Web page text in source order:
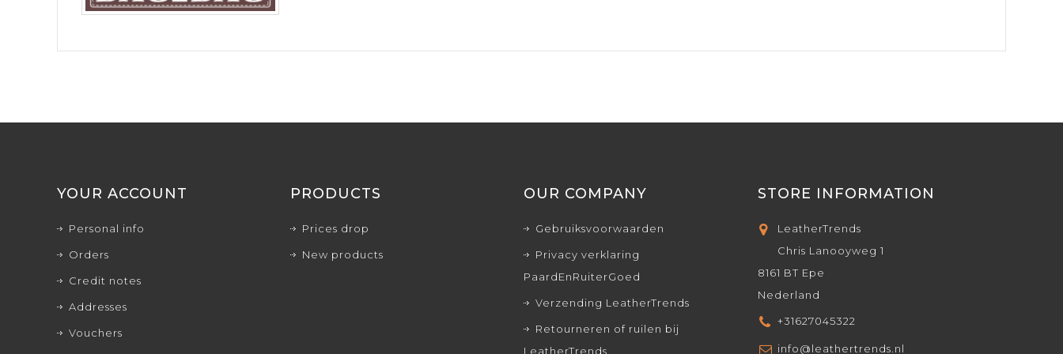
YOUR ACCOUNT
Personal info
Orders
Credit notes
Addresses
Vouchers
PRODUCTS
Prices drop
New products
OUR COMPANY
Gebruiksvoorwaarden
Privacy verklaring
PaardEnRuiterGoed
Verzending LeatherTrends
Retourneren of ruilen bij
LeatherTrends
STORE INFORMATION
LeatherTrends
Chris Lanooyweg 1
8161 BT Epe
Nederland
+31627045322
info@leathertrends.nl